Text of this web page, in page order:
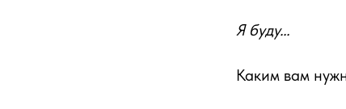
Я буду…
Каким вам